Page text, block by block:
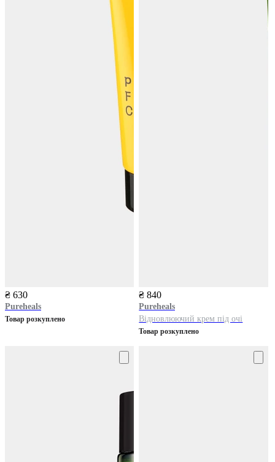
₴ 630
Pureheals
Товар розкуплено
₴ 840
Pureheals
Відновлюючий крем під очі
Товар розкуплено